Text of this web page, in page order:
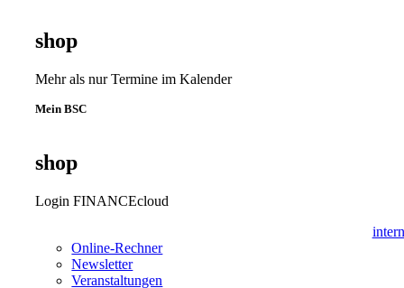
shop
Mehr als nur Termine im Kalender
Mein BSC
shop
Login FINANCEcloud
intern
Online-Rechner
Newsletter
Veranstaltungen